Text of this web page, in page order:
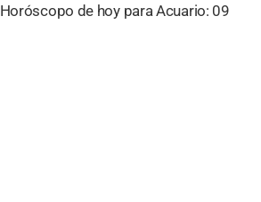
Horóscopo de hoy para Acuario: 09